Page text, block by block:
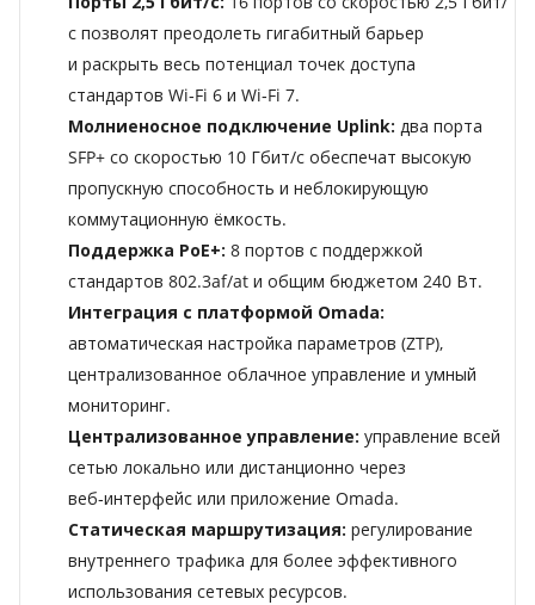
с позволят преодолеть гигабитный барьер
и раскрыть весь потенциал точек доступа
стандартов Wi‑Fi 6 и Wi‑Fi 7.
Молниеносное подключение Uplink: два порта
SFP+ со скоростью 10 Гбит/с обеспечат высокую
пропускную способность и неблокирующую
коммутационную ёмкость.
Поддержка PoE+: 8 портов с поддержкой
стандартов 802.3af/at и общим бюджетом 240 Вт.
Интеграция с платформой Omada:
автоматическая настройка параметров (ZTP),
централизованное облачное управление и умный
мониторинг.
Централизованное управление: управление всей
сетью локально или дистанционно через
веб‑интерфейс или приложение Omada.
Статическая маршрутизация: регулирование
внутреннего трафика для более эффективного
использования сетевых ресурсов.